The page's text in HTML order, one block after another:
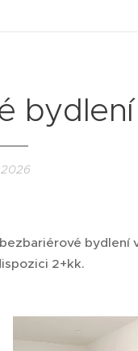
bydlení
bydlení
2+kk.